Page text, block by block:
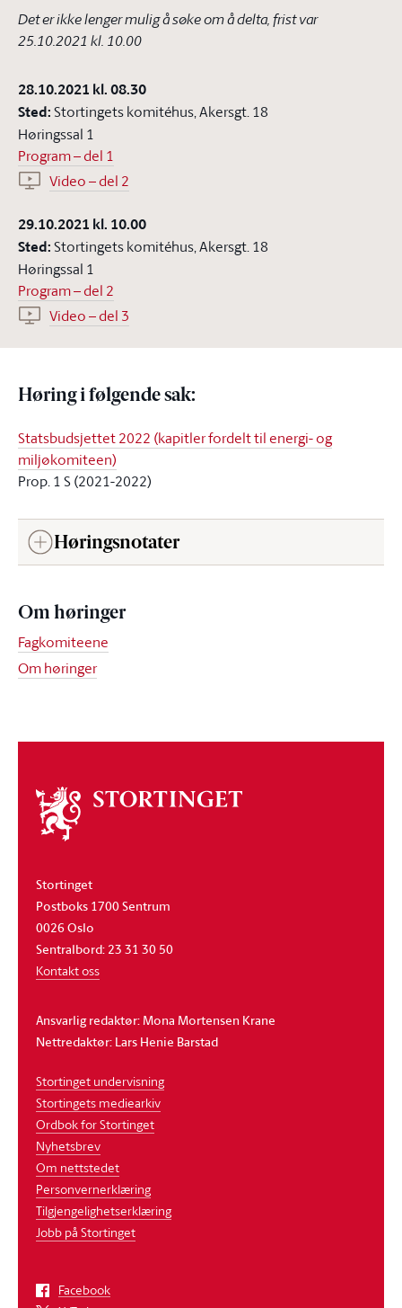
Det er ikke lenger mulig å søke om å delta, frist var
25.10.2021 kl. 10.00
28.10.2021 kl. 08.30
Sted:Stortingets komitéhus,Akersgt. 18
Høringssal 1
Program – del 1
Video – del 2
29.10.2021 kl. 10.00
Sted:Stortingets komitéhus,Akersgt. 18
Høringssal 1
Program – del 2
Video – del 3
Høring i følgende sak:
Statsbudsjettet 2022 (kapitler fordelt til energi- og
miljøkomiteen)
Prop. 1 S (2021-2022)
Høringsnotater
Om høringer
Fagkomiteene
Om høringer
Om
stortinget
Stortinget
Postboks 1700 Sentrum
0026 Oslo
Sentralbord: 23 31 30 50
Kontakt oss
Ansvarlig redaktør: Mona Mortensen Krane
Nettredaktør: Lars Henie Barstad
Stortinget undervisning
Stortingets mediearkiv
Ordbok for Stortinget
Nyhetsbrev
Om nettstedet
Personvernerklæring
Tilgjengelighetserklæring
Jobb på Stortinget
Facebook